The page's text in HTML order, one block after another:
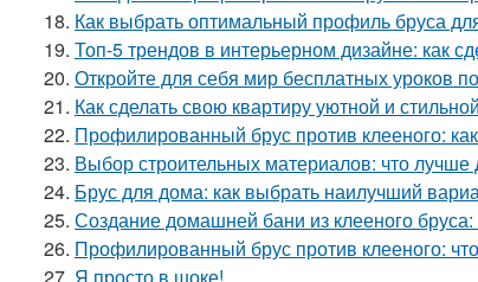
18. Как выбрать оптимальный профиль бруса
19. Топ-5 трендов в интерьерном дизайне: как
20. Откройте для себя мир бесплатных уроков
21. Как сделать свою квартиру уютной и
22. Профилированный брус против клееного:
23. Выбор строительных материалов: что лучше
24. Брус для дома: как выбрать наилучший
25. Создание домашней бани из клееного
26. Профилированный брус против клееного: